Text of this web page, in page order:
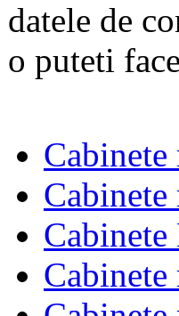
datele de
o puteti
Cabinete